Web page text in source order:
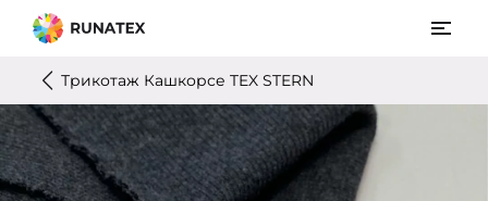
Трикотаж Кашкорсе TEX STERN